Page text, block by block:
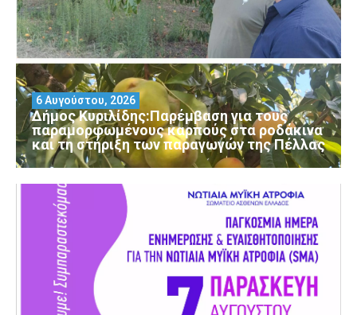
Δήμος Κυριλίδης:Παρέμβαση για τους
παραμορφωμένους καρπούς στα ροδάκινα
και τη στήριξη των παραγωγών της Πέλλας
6 Αυγούστου, 2026